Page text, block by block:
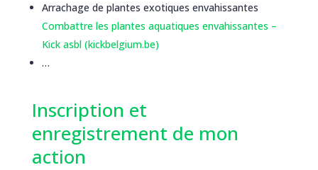
Arrachage de plantes exotiques envahissantes
Combattre les plantes aquatiques envahissantes –
Kick asbl (kickbelgium.be)
…
Inscription et
enregistrement de mon
action